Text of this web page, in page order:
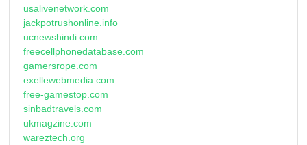
usalivenetwork.com
jackpotrushonline.info
ucnewshindi.com
freecellphonedatabase.com
gamersrope.com
exellewebmedia.com
free-gamestop.com
sinbadtravels.com
ukmagzine.com
wareztech.org